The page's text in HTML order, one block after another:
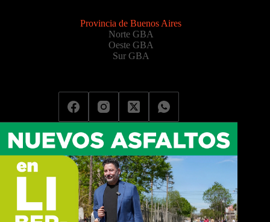
Provincia de Buenos Aires
Norte GBA
Oeste GBA
Sur GBA